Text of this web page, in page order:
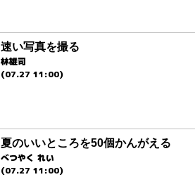
速い写真を撮る
林雄司
(07.27 11:00)
夏のいいところを50個かんがえる
べつやく れい
(07.27 11:00)